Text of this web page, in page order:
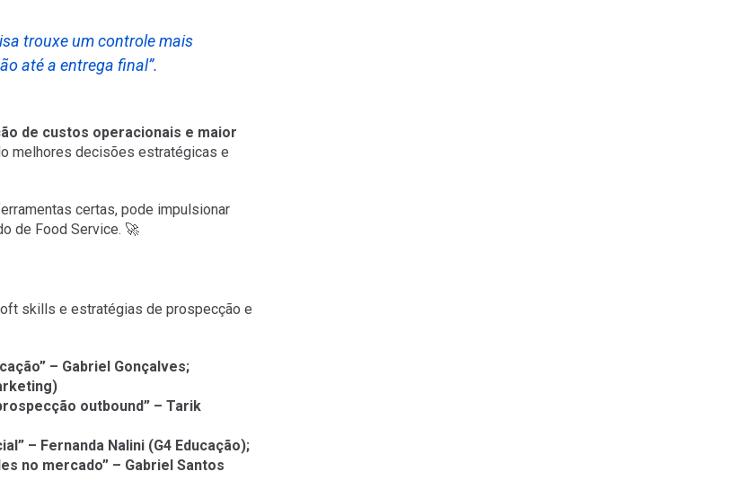
trouxe um controle mais
até a entrega final”.
de custos operacionais e maior
melhores decisões estratégicas e
certas, pode impulsionar
de Food Service. 🚀
skills e estratégias de prospecção e
– Gabriel Gonçalves;
outbound” – Tarik
– Fernanda Nalini (G4 Educação);
no mercado” – Gabriel Santos